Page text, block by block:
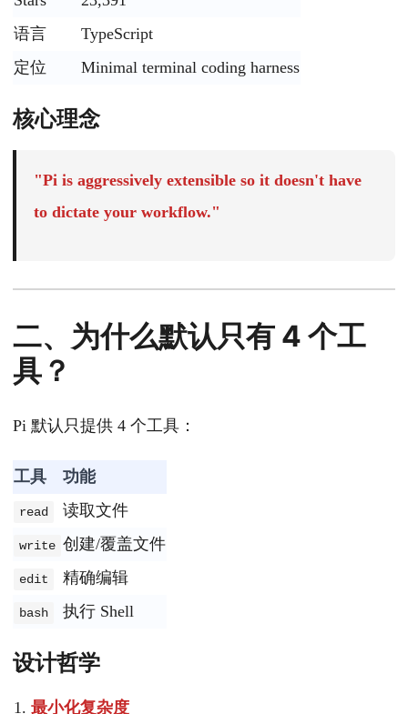
语言
TypeScript
定位
Minimal terminal coding harness
核心理念
"Pi is aggressively extensible so it doesn't have
to dictate your workflow."
二、为什么默认只有 4 个工
具？
Pi 默认只提供 4 个工具：
工具 功能
read 读取文件
write 创建/覆盖文件
edit 精确编辑
bash 执行 Shell
设计哲学
最小化复杂度